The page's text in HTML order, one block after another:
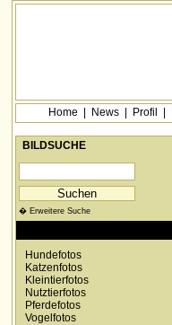
Home News Profil
BILDSUCHE
� Erweitere Suche
Hundefotos
Katzenfotos
Kleintierfotos
Nutztierfotos
Pferdefotos
Vogelfotos